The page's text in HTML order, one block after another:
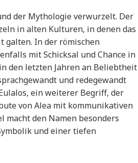
der Mythologie verwurzelt. Der
in alten Kulturen, in denen das
galten. In der römischen
mit Schicksal und Chance in
den letzten Jahren an Beliebtheit
und redegewandt
ein weiterer Begriff, der
von Alea mit kommunikativen
macht den Namen besonders
und einer tiefen